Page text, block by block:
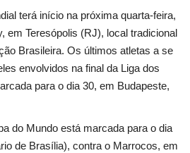
terá início na próxima quarta-feira,
em Teresópolis (RJ), local tradicional
Brasileira. Os últimos atletas a se
envolvidos na final da Liga dos
para o dia 30, em Budapeste,
do Mundo está marcada para o dia
de Brasília), contra o Marrocos, em